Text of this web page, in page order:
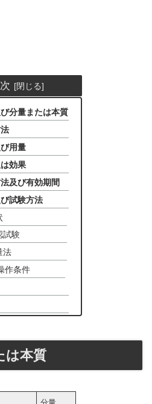
分量または本質
用量
効果
及び有効期間
試験方法
試験
法
作条件
は本質